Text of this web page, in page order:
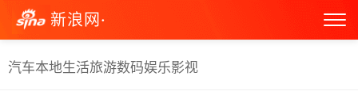
新浪网·
汽车本地生活旅游数码娱乐影视